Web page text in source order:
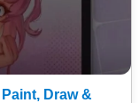
Draw &